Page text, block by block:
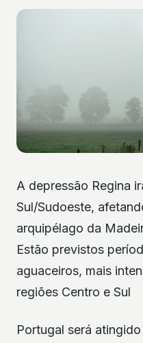
A depressão Regina
Sul/Sudoeste,
arquipélago da
Estão previstos
aguaceiros, mais
regiões Centro e Sul
Portugal será